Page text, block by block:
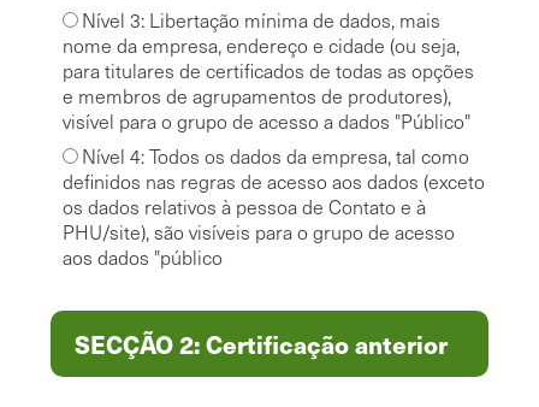
Nível 3: Libertação mínima de dados, mais
nome da empresa, endereço e cidade (ou seja,
para titulares de certificados de todas as opções
e membros de agrupamentos de produtores),
visível para o grupo de acesso a dados "Público"
Nível 4: Todos os dados da empresa, tal como
definidos nas regras de acesso aos dados (exceto
os dados relativos à pessoa de Contato e à
PHU/site), são visíveis para o grupo de acesso
aos dados "público
SECÇÃO 2: Certificação anterior